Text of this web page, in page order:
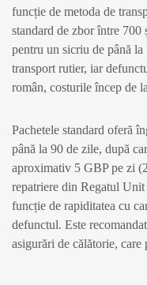
funcție de metoda de
standard de zbor între
pentru un sicriu de până
transport rutier, iar
român, costurile încep de
Pachetele standard oferă
până la 90 de zile, după
aproximativ 5 GBP pe zi
repatriere din Regatul
funcție de rapiditatea cu
defunctul. Este
asigurări de călătorie, care